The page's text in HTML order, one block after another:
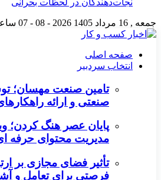
نجات‌دهندگان در لحظات بحرانی
جمعه , 16 مرداد 1405 2026 - 08 - 07
صفحه اصلی
انتخاب سردبیر
تامین صنعت مهسان؛
صنعتی و ارائه
پایان عصر هنگ کردن؛
مدیریت محتوای حرفه ای
تأثیر فضای مجازی بر
فرصتی برای تعامل و